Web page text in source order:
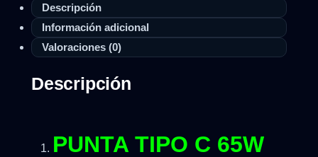
Descripción
Información adicional
Valoraciones (0)
Descripción
PUNTA TIPO C 65W